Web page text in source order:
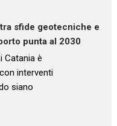
sfide geotecniche e
punta al 2030
Catania è
interventi
siano